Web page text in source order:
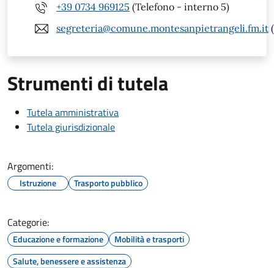
+39 0734 969125 (Telefono - interno 5)
segreteria@comune.montesanpietrangeli.fm.it
Strumenti di tutela
Tutela amministrativa
Tutela giurisdizionale
Argomenti:
Istruzione Trasporto pubblico
Categorie:
Educazione e formazione
Mobilità e trasporti
Salute, benessere e assistenza